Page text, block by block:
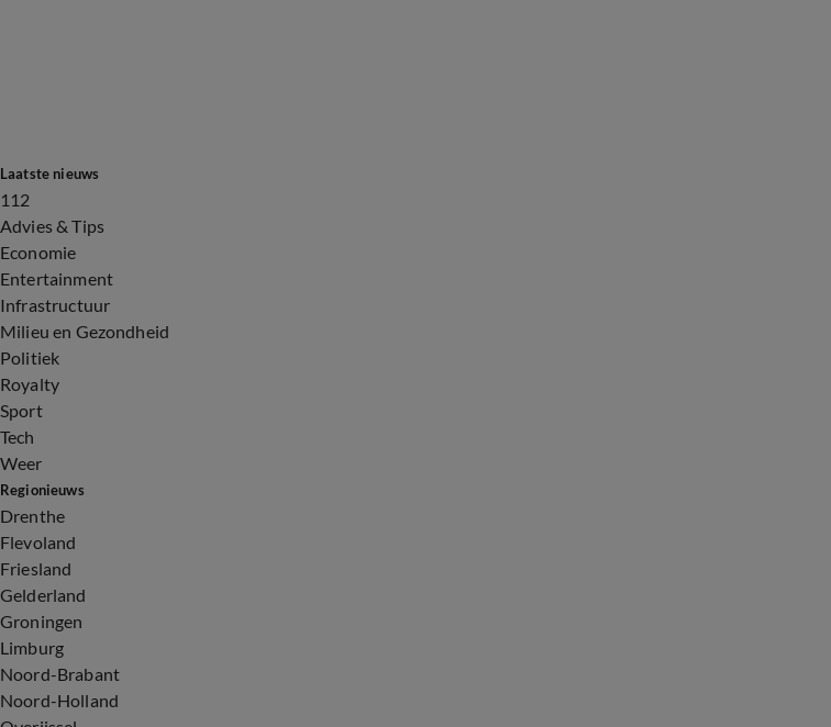
Laatste nieuws
112
Advies & Tips
Economie
Entertainment
Infrastructuur
Milieu en Gezondheid
Politiek
Royalty
Sport
Tech
Weer
Regionieuws
Drenthe
Flevoland
Friesland
Gelderland
Groningen
Limburg
Noord-Brabant
Noord-Holland